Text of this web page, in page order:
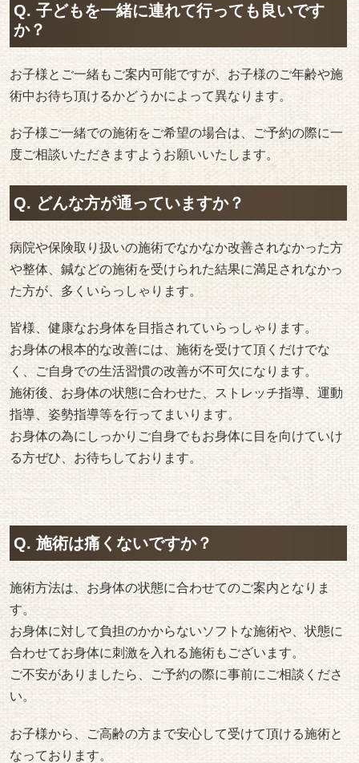
Q. 子どもを一緒に連れて行っても良いです
か？
お子様とご一緒もご案内可能ですが、お子様のご年齢や施
術中お待ち頂けるかどうかによって異なります。
お子様ご一緒での施術をご希望の場合は、ご予約の際に一
度ご相談いただきますようお願いいたします。
Q. どんな方が通っていますか？
病院や保険取り扱いの施術でなかなか改善されなかった方
や整体、鍼などの施術を受けられた結果に満足されなかっ
た方が、多くいらっしゃります。
皆様、健康なお身体を目指されていらっしゃります。
お身体の根本的な改善には、施術を受けて頂くだけでな
く、ご自身での生活習慣の改善が不可欠になります。
施術後、お身体の状態に合わせた、ストレッチ指導、運動
指導、姿勢指導等を行ってまいります。
お身体の為にしっかりご自身でもお身体に目を向けていけ
る方ぜひ、お待ちしております。
Q. 施術は痛くないですか？
施術方法は、お身体の状態に合わせてのご案内となりま
す。
お身体に対して負担のかからないソフトな施術や、状態に
合わせてお身体に刺激を入れる施術もございます。
ご不安がありましたら、ご予約の際に事前にご相談くださ
い。
お子様から、ご高齢の方まで安心して受けて頂ける施術と
なっております。